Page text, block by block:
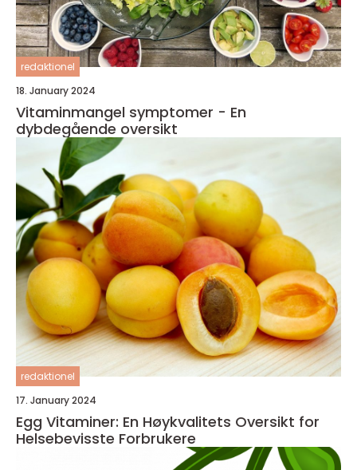
redaktionel
18. January 2024
Vitaminmangel symptomer - En
dybdegående oversikt
redaktionel
17. January 2024
Egg Vitaminer: En Høykvalitets Oversikt for
Helsebevisste Forbrukere